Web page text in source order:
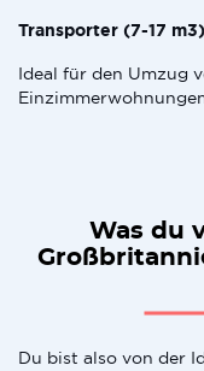
Transporter (7-17 m3)
Ideal für den Umzug
Was du
Du bist also von der